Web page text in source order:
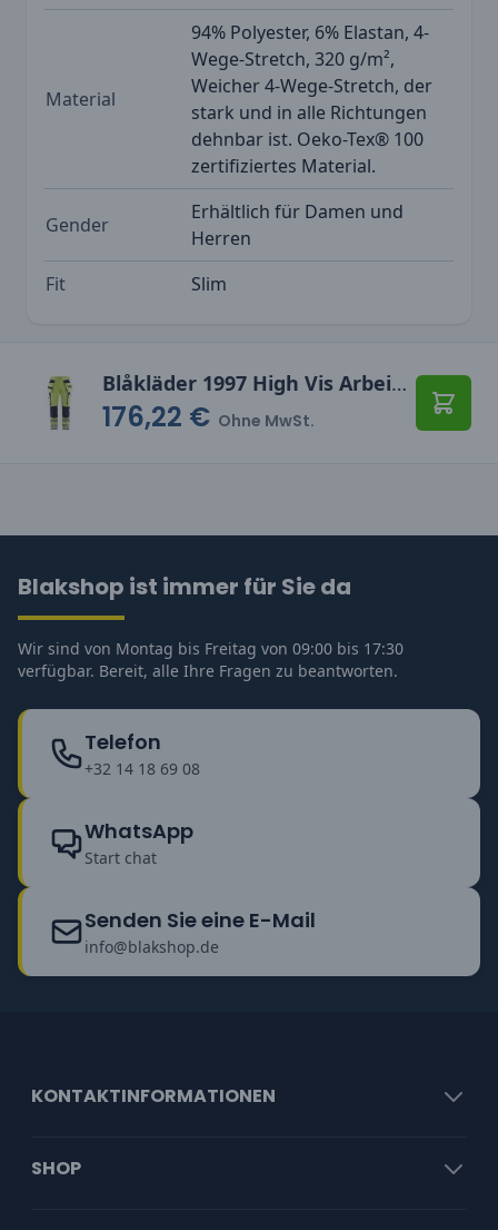
Material
94% Polyester, 6% Elastan, 4-
Wege-Stretch, 320 g/m²,
Weicher 4-Wege-Stretch, der
stark und in alle Richtungen
dehnbar ist. Oeko-Tex® 100
zertifiziertes Material.
Gender
Erhältlich für Damen und
Herren
Fit
Slim
Blåkläder 1997 High Vis Arbeitshose 4-Wege-Stretch
176,22 € Ohne MwSt. In
Blakshop ist immer für Sie da
Wir sind von Montag bis Freitag von 09:00 bis 17:30
verfügbar. Bereit, alle Ihre Fragen zu beantworten.
Telefon
+32 14 18 69 08
WhatsApp
Start chat
Senden Sie eine E-Mail
info@blakshop.de
KONTAKTINFORMATIONEN
SHOP